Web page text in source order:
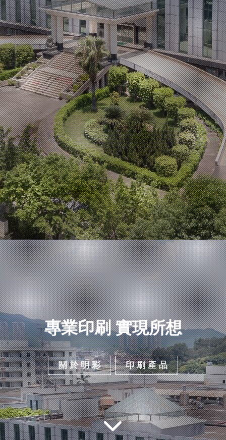
專業印刷 實現所想
關 於 明 彩 印 刷 產 品